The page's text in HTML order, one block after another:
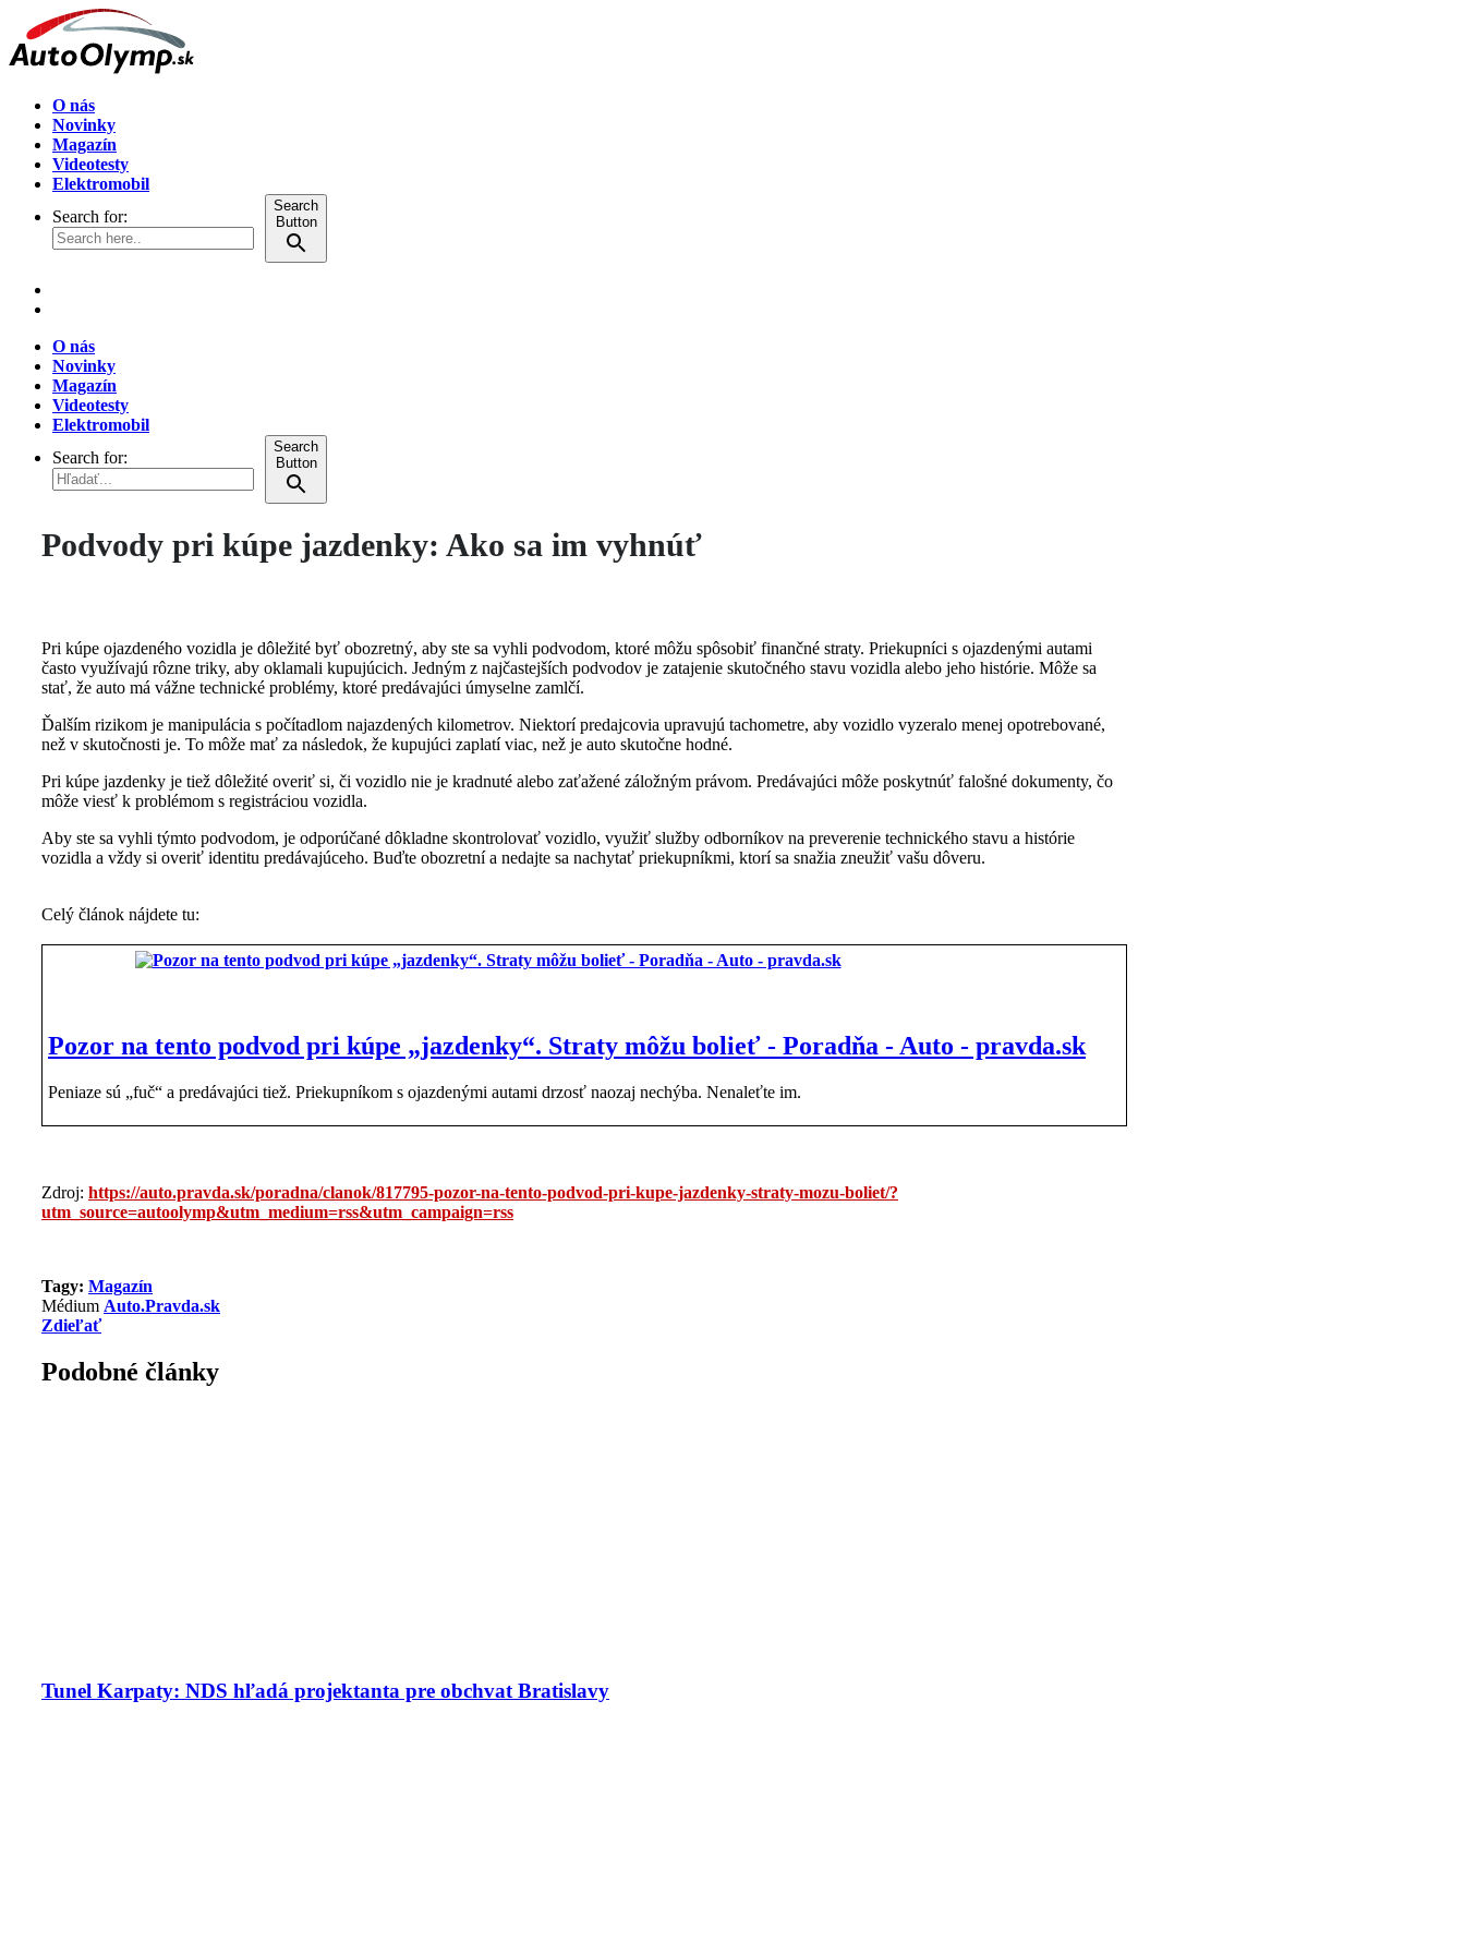
O nás
Novinky
Magazín
Videotesty
Elektromobil
Search for:
Search
Button
O nás
Novinky
Magazín
Videotesty
Elektromobil
Search for:
Search
Button
Podvody pri kúpe jazdenky: Ako sa im vyhnúť
Pri kúpe ojazdeného vozidla je dôležité byť obozretný, aby ste sa vyhli podvodom, ktoré môžu spôsobiť finančné straty. Priekupníci s ojazdenými autami
často využívajú rôzne triky, aby oklamali kupujúcich. Jedným z najčastejších podvodov je zatajenie skutočného stavu vozidla alebo jeho histórie. Môže sa
stať, že auto má vážne technické problémy, ktoré predávajúci úmyselne zamlčí.
Ďalším rizikom je manipulácia s počítadlom najazdených kilometrov. Niektorí predajcovia upravujú tachometre, aby vozidlo vyzeralo menej opotrebované,
než v skutočnosti je. To môže mať za následok, že kupujúci zaplatí viac, než je auto skutočne hodné.
Pri kúpe jazdenky je tiež dôležité overiť si, či vozidlo nie je kradnuté alebo zaťažené záložným právom. Predávajúci môže poskytnúť falošné dokumenty, čo
môže viesť k problémom s registráciou vozidla.
Aby ste sa vyhli týmto podvodom, je odporúčané dôkladne skontrolovať vozidlo, využiť služby odborníkov na preverenie technického stavu a histórie
vozidla a vždy si overiť identitu predávajúceho. Buďte obozretní a nedajte sa nachytať priekupníkmi, ktorí sa snažia zneužiť vašu dôveru.
Celý článok nájdete tu:
Pozor na tento podvod pri kúpe „jazdenky“. Straty môžu bolieť - Poradňa - Auto - pravda.sk
Peniaze sú „fuč“ a predávajúci tiež. Priekupníkom s ojazdenými autami drzosť naozaj nechýba. Nenaleťte im.
Zdroj: https://auto.pravda.sk/poradna/clanok/817795-pozor-na-tento-podvod-pri-kupe-jazdenky-straty-mozu-boliet/?
utm_source=autoolymp&utm_medium=rss&utm_campaign=rss
Tagy: Magazín
Médium Auto.Pravda.sk
Zdieľať
Podobné články
Tunel Karpaty: NDS hľadá projektanta pre obchvat Bratislavy